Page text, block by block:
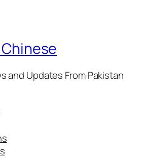
and Updates From Pakistan